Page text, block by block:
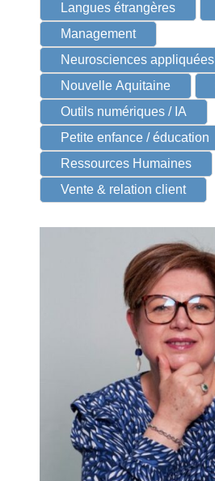
Langues étrangères
Management
Neurosciences appliquées
Nouvelle Aquitaine
Outils numériques / IA
Petite enfance / éducation
Ressources Humaines
Vente & relation client